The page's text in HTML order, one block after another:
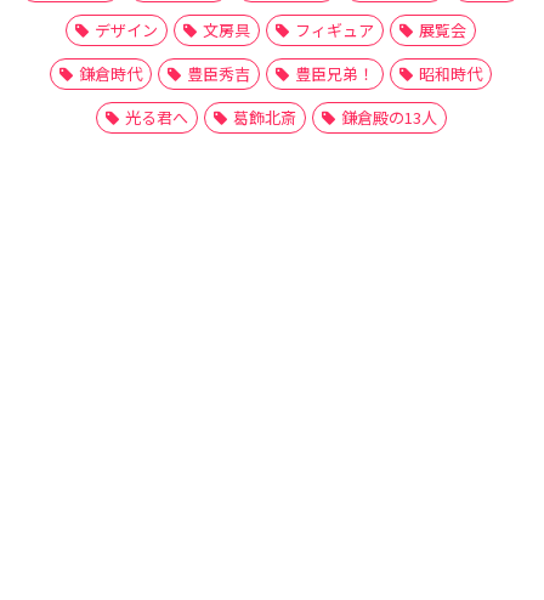
デザイン
文房具 フィギュア
展覧会
鎌倉時代
豊臣秀吉 豊臣兄弟！
昭和時代
光る君へ
葛飾北斎 鎌倉殿の13人